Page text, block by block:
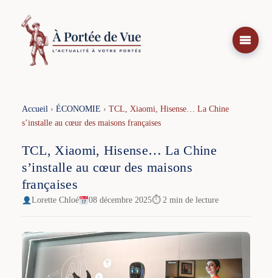
contenu
Accueil› ÉCONOMIE › TCL, Xiaomi, Hisense… La Chine
s’installe au cœur des maisons françaises
TCL, Xiaomi, Hisense… La Chine
s’installe au cœur des maisons
françaises
Lorette Chloé 08 décembre 2025⏱ 2 min de lecture